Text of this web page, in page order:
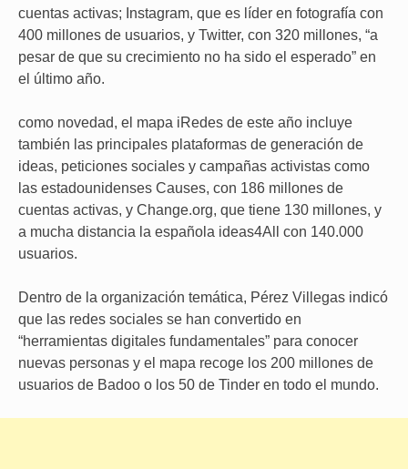
cuentas activas; Instagram, que es líder en fotografía con
400 millones de usuarios, y Twitter, con 320 millones, “a
pesar de que su crecimiento no ha sido el esperado” en
el último año.
como novedad, el mapa iRedes de este año incluye
también las principales plataformas de generación de
ideas, peticiones sociales y campañas activistas como
las estadounidenses Causes, con 186 millones de
cuentas activas, y Change.org, que tiene 130 millones, y
a mucha distancia la española ideas4All con 140.000
usuarios.
Dentro de la organización temática, Pérez Villegas indicó
que las redes sociales se han convertido en
“herramientas digitales fundamentales” para conocer
nuevas personas y el mapa recoge los 200 millones de
usuarios de Badoo o los 50 de Tinder en todo el mundo.